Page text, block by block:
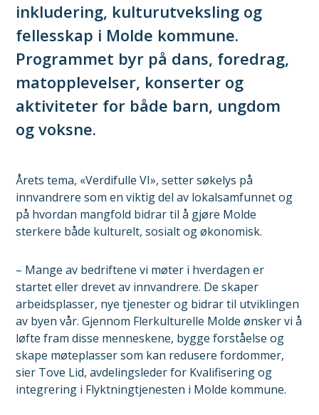
inkludering, kulturutveksling og
fellesskap i Molde kommune.
Programmet byr på dans, foredrag,
matopplevelser, konserter og
aktiviteter for både barn, ungdom
og voksne.
Årets tema, «Verdifulle VI», setter søkelys på
innvandrere som en viktig del av lokalsamfunnet og
på hvordan mangfold bidrar til å gjøre Molde
sterkere både kulturelt, sosialt og økonomisk.
– Mange av bedriftene vi møter i hverdagen er
startet eller drevet av innvandrere. De skaper
arbeidsplasser, nye tjenester og bidrar til utviklingen
av byen vår. Gjennom Flerkulturelle Molde ønsker vi å
løfte fram disse menneskene, bygge forståelse og
skape møteplasser som kan redusere fordommer,
sier Tove Lid, avdelingsleder for Kvalifisering og
integrering i Flyktningtjenesten i Molde kommune.